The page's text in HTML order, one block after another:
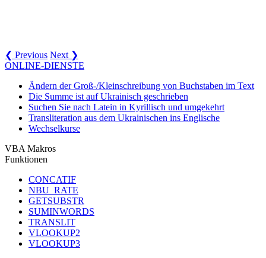
❮ Previous Next ❯
ONLINE-DIENSTE
Ändern der Groß-/Kleinschreibung von Buchstaben im Text
Die Summe ist auf Ukrainisch geschrieben
Suchen Sie nach Latein in Kyrillisch und umgekehrt
Transliteration aus dem Ukrainischen ins Englische
Wechselkurse
VBA Makros
Funktionen
CONCATIF
NBU_RATE
GETSUBSTR
SUMINWORDS
TRANSLIT
VLOOKUP2
VLOOKUP3